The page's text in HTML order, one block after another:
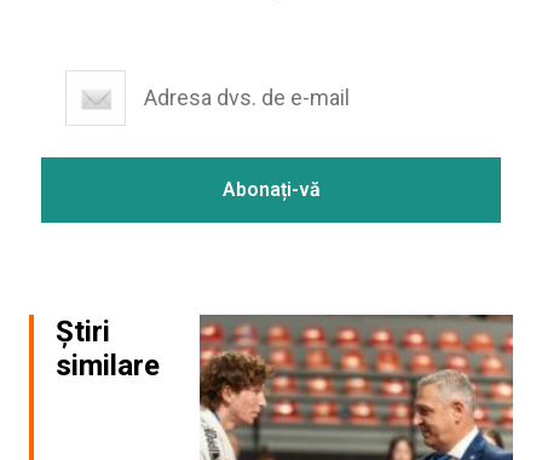
Știri
similare